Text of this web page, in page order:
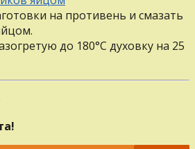
на противень и смазать
до 180°С духовку на 25